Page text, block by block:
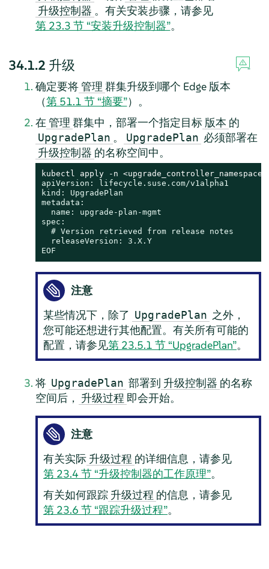
升级控制器 。有关安装步骤，请参见
第 23.3 节 “安装升级控制器”。
34.1.2 升级
确定要将 管理 群集升级到哪个 Edge 版本
（第 51.1 节 “摘要”）。
在 管理 群集中，部署一个指定目标 版本 的
UpgradePlan 。 UpgradePlan 必须部署在
升级控制器 的名称空间中。
kubectl apply -n
apiVersion: lifecycle.suse.com/v1alpha1
kind: UpgradePlan
metadata:
  name: upgrade-plan-mgmt
spec:
  # Version retrieved from release notes
  releaseVersion: 3.X.Y
EOF
注意
某些情况下，除了 UpgradePlan 之外，
您可能还想进行其他配置。有关所有可能的
配置，请参见第 23.5.1 节 “UpgradePlan”。
将 UpgradePlan 部署到 升级控制器 的名称
空间后， 升级过程 即会开始。
注意
有关实际 升级过程 的详细信息，请参见
第 23.4 节 “升级控制器的工作原理”。
有关如何跟踪 升级过程 的信息，请参见
第 23.6 节 “跟踪升级过程”。